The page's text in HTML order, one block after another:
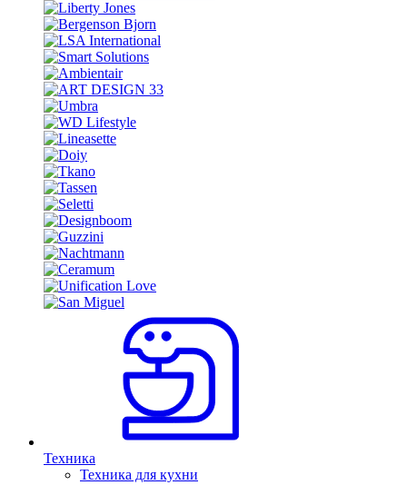
Техника
Техника для кухни